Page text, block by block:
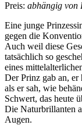
Preis: abhängig von
Eine junge
gegen die
Auch weil diese
tatsächlich so
eines
Der Prinz gab an,
als er sah, wie
Schwert, das heute
Die Naturbrillanten
Augen.